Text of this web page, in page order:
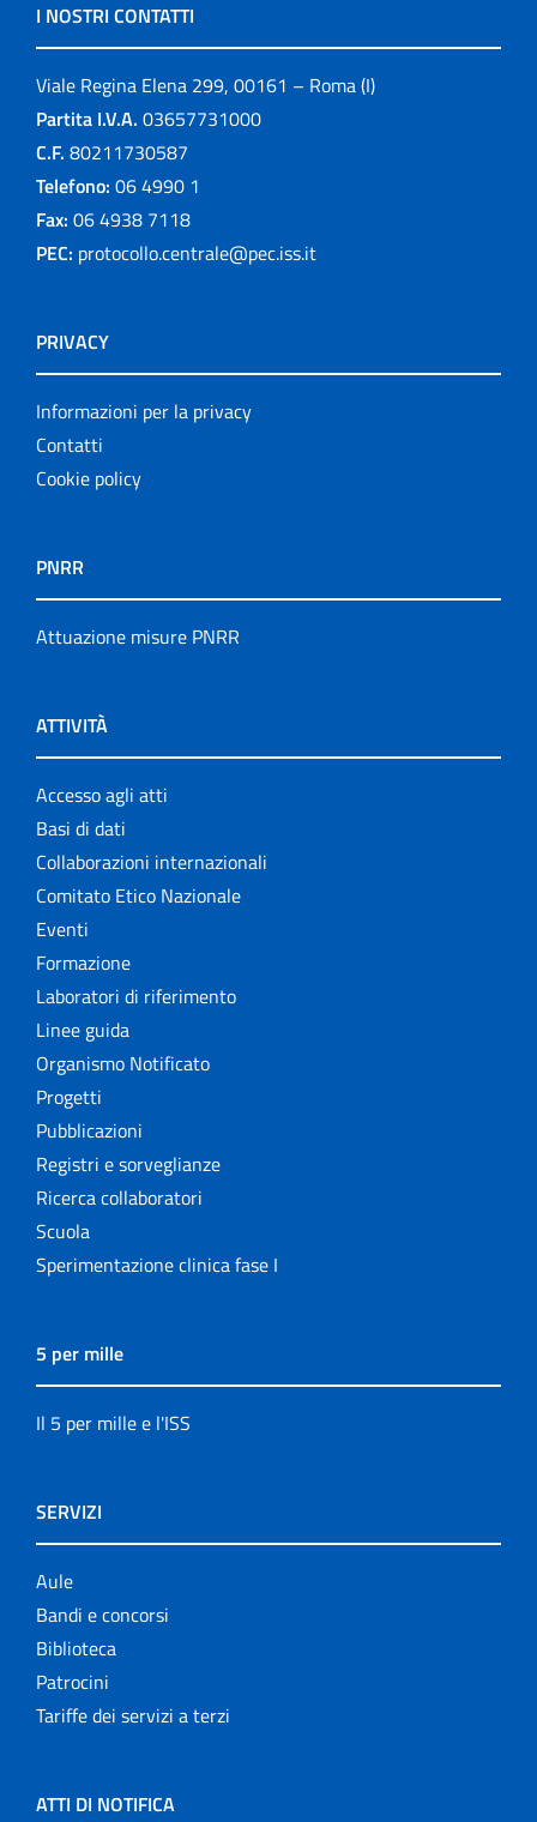
I NOSTRI CONTATTI
Viale Regina Elena 299, 00161 – Roma (I)
Partita I.V.A. 03657731000
C.F. 80211730587
Telefono: 06 4990 1
Fax: 06 4938 7118
PEC: protocollo.centrale@pec.iss.it
PRIVACY
Informazioni per la privacy
Contatti
Cookie policy
PNRR
Attuazione misure PNRR
ATTIVITÀ
Accesso agli atti
Basi di dati
Collaborazioni internazionali
Comitato Etico Nazionale
Eventi
Formazione
Laboratori di riferimento
Linee guida
Organismo Notificato
Progetti
Pubblicazioni
Registri e sorveglianze
Ricerca collaboratori
Scuola
Sperimentazione clinica fase I
5 per mille
Il 5 per mille e l'ISS
SERVIZI
Aule
Bandi e concorsi
Biblioteca
Patrocini
Tariffe dei servizi a terzi
ATTI DI NOTIFICA